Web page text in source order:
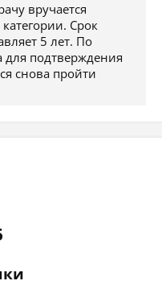
вручается
Срок
5 лет. По
для подтверждения
снова пройти